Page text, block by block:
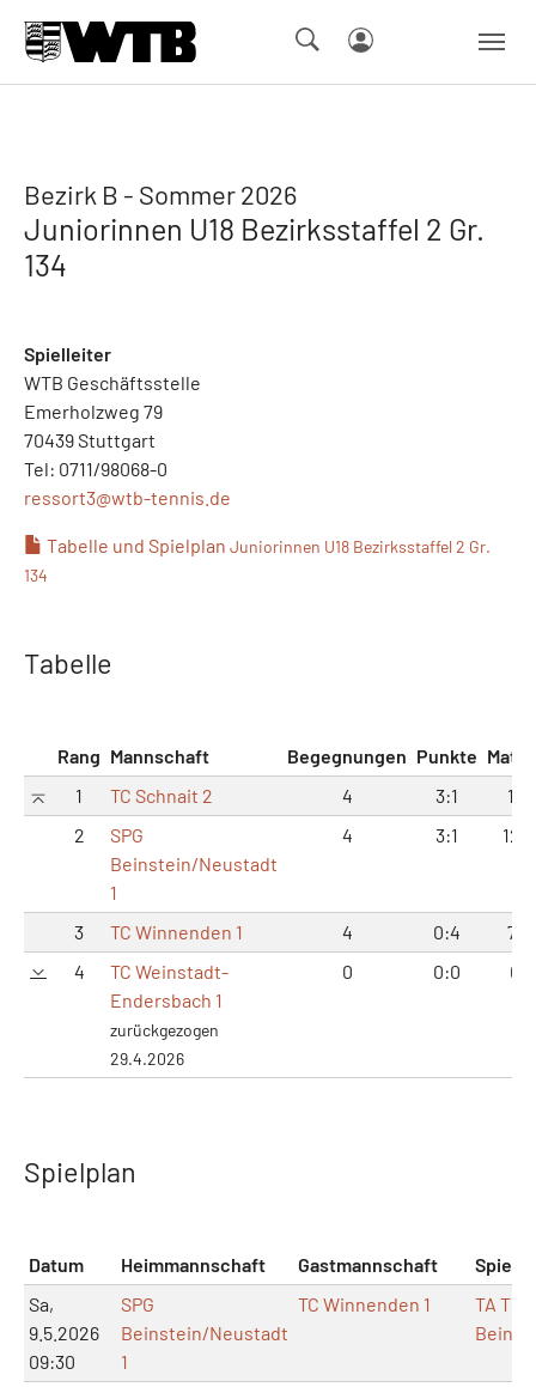
Bezirk B - Sommer 2026
Juniorinnen U18 Bezirksstaffel 2 Gr.
134
Spielleiter
WTB Geschäftsstelle
Emerholzweg 79
70439 Stuttgart
Tel: 0711/98068-0
ressort3@wtb-tennis.de
Tabelle und Spielplan Juniorinnen U18 Bezirksstaffel 2 Gr.
134
Tabelle
Rang Mannschaft Begegnungen Punkte
1
TC Schnait 2 4 3:1
2
SPG
Beinstein/Neustadt
1
4 3:1
3 TC Winnenden 1 4 0:4
4
TC Weinstadt-
Endersbach 1
zurückgezogen
29.4.2026
0 0:0 0:0
Spielplan
Datum Heimmannschaft Gastmannschaft
Sa,
9.5.2026
09:30
SPG
Beinstein/Neustadt
1
TC Winnenden 1
TA TB